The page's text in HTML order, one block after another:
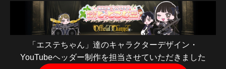
「エステちゃん」達のキャラクターデザイン・
YouTubeヘッダー制作を担当させていただきました